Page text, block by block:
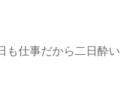
も仕事だから二日酔い